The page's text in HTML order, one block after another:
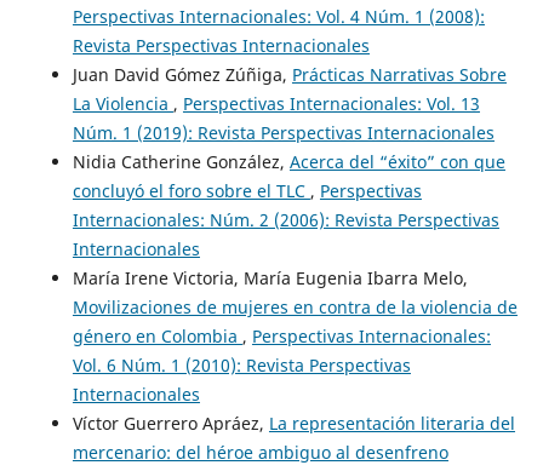
Perspectivas Internacionales: Vol. 4 Núm. 1 (2008):
Revista Perspectivas Internacionales
Juan David Gómez Zúñiga, Prácticas Narrativas Sobre
La Violencia , Perspectivas Internacionales: Vol. 13
Núm. 1 (2019): Revista Perspectivas Internacionales
Nidia Catherine González, Acerca del “éxito” con que
concluyó el foro sobre el TLC , Perspectivas
Internacionales: Núm. 2 (2006): Revista Perspectivas
Internacionales
María Irene Victoria, María Eugenia Ibarra Melo,
Movilizaciones de mujeres en contra de la violencia de
género en Colombia , Perspectivas Internacionales:
Vol. 6 Núm. 1 (2010): Revista Perspectivas
Internacionales
Víctor Guerrero Apráez, La representación literaria del
mercenario: del héroe ambiguo al desenfreno